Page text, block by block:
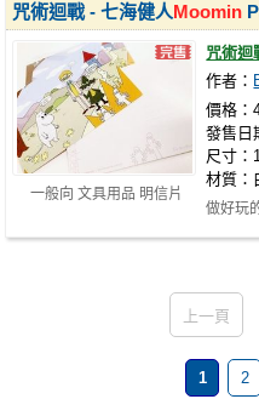
一般向 文具用品 明信片
咒術迴戰 - 七海健人Moomin
咒術迴
作者：
價格：
發售日
尺寸：
材質：
做好玩
上一頁
1 2